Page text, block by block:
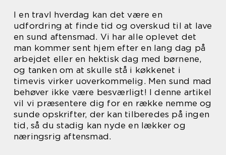
I en travl hverdag kan det være en
udfordring at finde tid og overskud til at lave
en sund aftensmad. Vi har alle oplevet det
man kommer sent hjem efter en lang dag på
arbejdet eller en hektisk dag med børnene,
og tanken om at skulle stå i køkkenet i
timevis virker uoverkommelig. Men sund mad
behøver ikke være besværligt! I denne artikel
vil vi præsentere dig for en række nemme og
sunde opskrifter, der kan tilberedes på ingen
tid, så du stadig kan nyde en lækker og
næringsrig aftensmad.